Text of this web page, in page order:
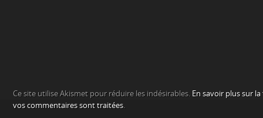
Ce site utilise Akismet pour réduire les indésirables. En savoir plus sur
vos commentaires sont traitées.